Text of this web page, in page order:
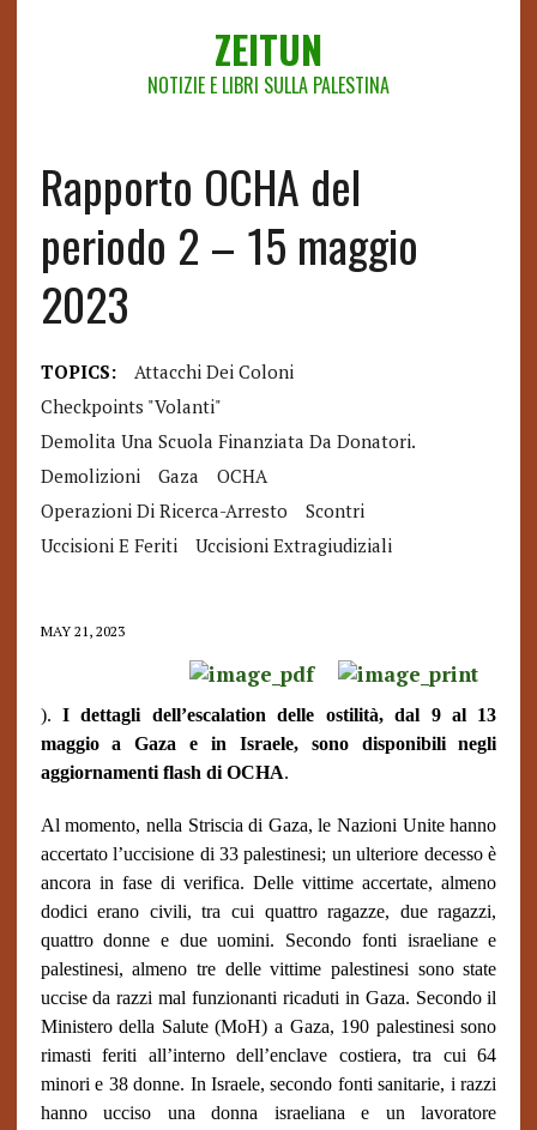
ZEITUN
NOTIZIE E LIBRI SULLA PALESTINA
Rapporto OCHA del
periodo 2 – 15 maggio
2023
TOPICS:
Attacchi Dei Coloni
Checkpoints "volanti"
Demolita Una Scuola Finanziata Da Donatori.
Demolizioni
Gaza
OCHA
Operazioni Di Ricerca-Arresto
Scontri
Uccisioni E Feriti
Uccisioni Extragiudiziali
MAY 21, 2023
).I dettagli dell’escalation delle ostilità, dal 9 al 13
maggio a Gaza e in Israele, sono disponibili negli
aggiornamenti flash di OCHA.
Al momento, nella Striscia di Gaza, le Nazioni Unite hanno
accertato l’uccisione di 33 palestinesi; un ulteriore decesso è
ancora in fase di verifica. Delle vittime accertate, almeno
dodici erano civili, tra cui quattro ragazze, due ragazzi,
quattro donne e due uomini. Secondo fonti israeliane e
palestinesi, almeno tre delle vittime palestinesi sono state
uccise da razzi mal funzionanti ricaduti in Gaza. Secondo il
Ministero della Salute (MoH) a Gaza, 190 palestinesi sono
rimasti feriti all’interno dell’enclave costiera, tra cui 64
minori e 38 donne. In Israele, secondo fonti sanitarie, i razzi
hanno ucciso una donna israeliana e un lavoratore